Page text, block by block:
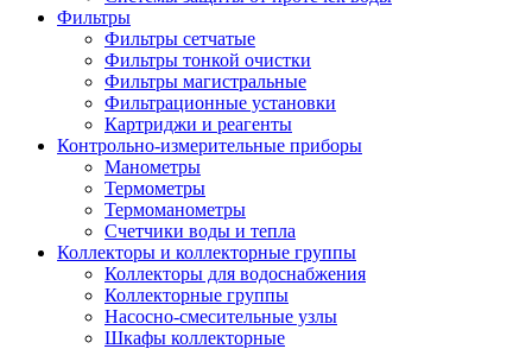
Фильтры
Фильтры сетчатые
Фильтры тонкой очистки
Фильтры магистральные
Фильтрационные установки
Картриджи и реагенты
Контрольно-измерительные приборы
Манометры
Термометры
Термоманометры
Счетчики воды и тепла
Коллекторы и коллекторные группы
Коллекторы для водоснабжения
Коллекторные группы
Насосно-смесительные узлы
Шкафы коллекторные